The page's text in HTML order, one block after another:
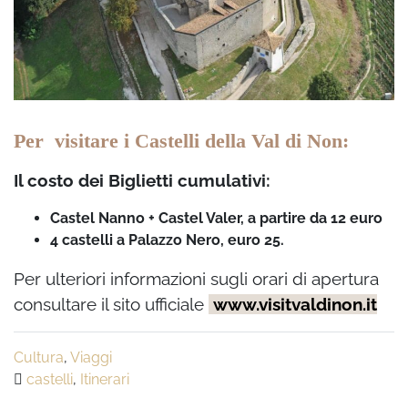
Per visitare i Castelli della Val di Non:
Il costo dei Biglietti cumulativi:
Castel Nanno + Castel Valer, a partire da 12 euro
4 castelli a Palazzo Nero, euro 25.
Per ulteriori informazioni sugli orari di apertura
consultare il sito ufficiale www.visitvaldinon.it
Cultura, Viaggi
castelli, Itinerari